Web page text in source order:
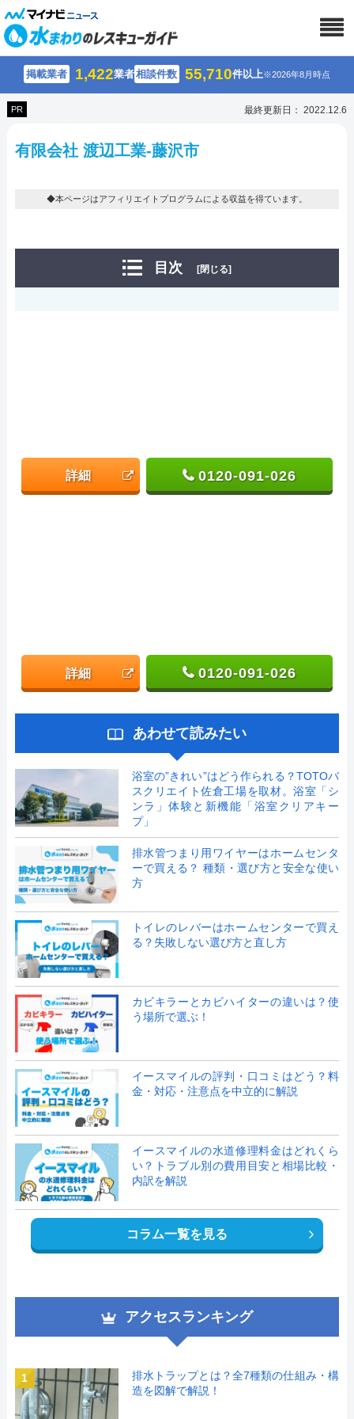
掲載業者 1,422業者相談件数 55,710件以上※2026年8月時点
PR 最終更新日： 2022.12.6
有限会社 渡辺工業-藤沢市
◆本ページはアフィリエイトプログラムによる収益を得ています。
目次 [閉じる]
詳細 0120-091-026
詳細 0120-091-026
あわせて読みたい
浴室の”きれい”はどう作られる？TOTOバ
スクリエイト佐倉工場を取材。浴室「シ
ンラ」体験と新機能「浴室クリアキー
プ」
排水管つまり用ワイヤーはホームセンタ
ーで買える？ 種類・選び方と安全な使い
方
トイレのレバーはホームセンターで買え
る？失敗しない選び方と直し方
カビキラーとカビハイターの違いは？使
う場所で選ぶ！
イースマイルの評判・口コミはどう？料
金・対応・注意点を中立的に解説
イースマイルの水道修理料金はどれくら
い？トラブル別の費用目安と相場比較・
内訳を解説
コラム一覧を見る
アクセスランキング
1
排水トラップとは？全7種類の仕組み・構
造を図解で解説！